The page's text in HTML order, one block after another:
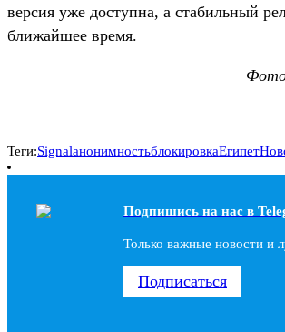
версия уже доступна, а стабильный
ближайшее время.
Теги:SignalанонимностьблокировкаЕгипет
Подпишись на наc в
Только важные новости и
Подписаться